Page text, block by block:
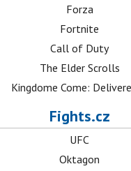
Forza
Fortnite
Call of Duty
The Elder Scrolls
Kingdome Come:
Fights.cz
UFC
Oktagon